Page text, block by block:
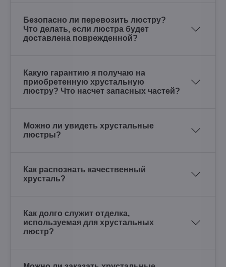
Безопасно ли перевозить люстру?
Что делать, если люстра будет
доставлена поврежденной?
Какую гарантию я получаю на
приобретенную хрустальную
люстру? Что насчет запасных частей?
Можно ли увидеть хрустальные
люстры?
Как распознать качественный
хрусталь?
Как долго служит отделка,
используемая для хрустальных
люстр?